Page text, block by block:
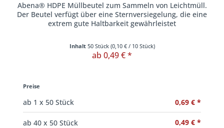
Abena® HDPE Müllbeutel zum Sammeln von Leichtmüll.
Der Beutel verfügt über eine Sternversiegelung, die eine
extrem gute Haltbarkeit gewährleistet
Inhalt 50 Stück (0,10 €/ 10 Stück)
ab 0,49 € *
Preise
ab 1x 50 Stück 0,69 € *
ab 40x 50 Stück 0,49 € *